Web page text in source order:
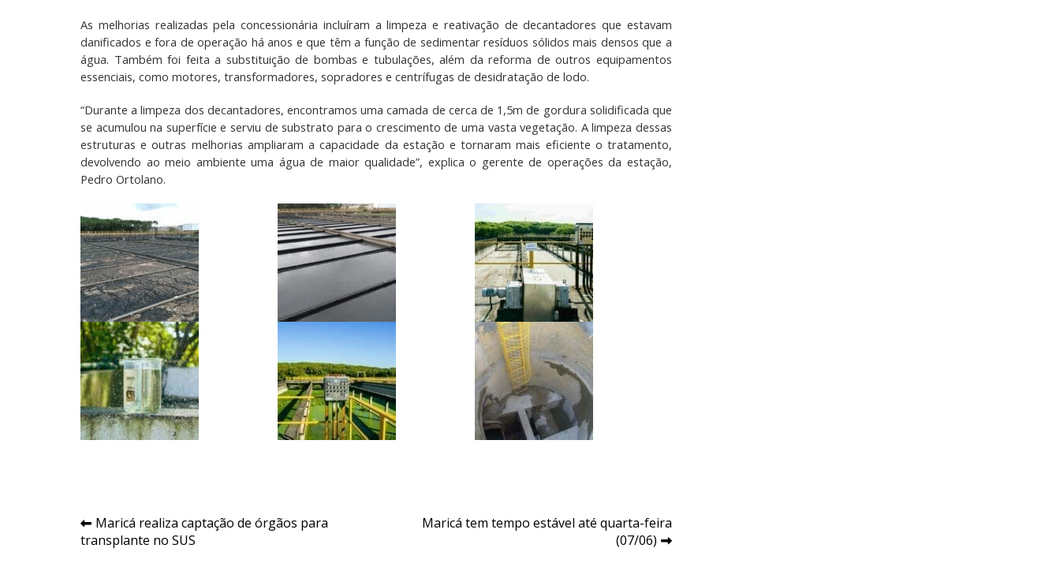
As melhorias realizadas pela concessionária incluíram a limpeza e reativação de decantadores que estavam
danificados e fora de operação há anos e que têm a função de sedimentar resíduos sólidos mais densos que a
água. Também foi feita a substituição de bombas e tubulações, além da reforma de outros equipamentos
essenciais, como motores, transformadores, sopradores e centrífugas de desidratação de lodo.
“Durante a limpeza dos decantadores, encontramos uma camada de cerca de 1,5m de gordura solidificada que
se acumulou na superfície e serviu de substrato para o crescimento de uma vasta vegetação. A limpeza dessas
estruturas e outras melhorias ampliaram a capacidade da estação e tornaram mais eficiente o tratamento,
devolvendo ao meio ambiente uma água de maior qualidade”, explica o gerente de operações da estação,
Pedro Ortolano.
Navegação
de
Maricá realiza captação de órgãos para
transplante no SUS
Maricá tem tempo estável até quarta-feira
(07/06)